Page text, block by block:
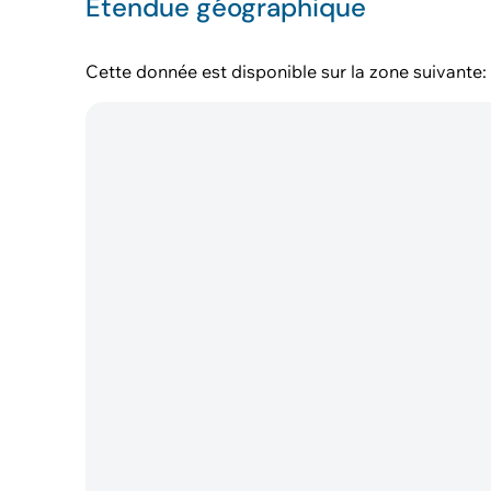
Étendue géographique
Cette donnée est disponible sur la zone suivante: